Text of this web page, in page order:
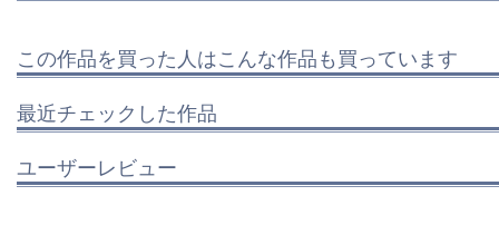
この作品を買った人はこんな作品も買っています
最近チェックした作品
ユーザーレビュー